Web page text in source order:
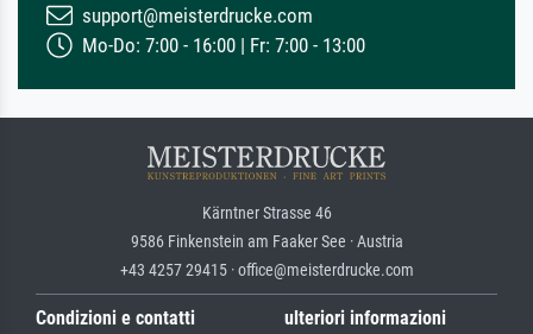
support@meisterdrucke.com
Mo-Do: 7:00 - 16:00 | Fr: 7:00 - 13:00
Kärntner Strasse 46
9586 Finkenstein am Faaker See · Austria
+43 4257 29415 · office@meisterdrucke.com
Condizioni e contatti ulteriori informazioni